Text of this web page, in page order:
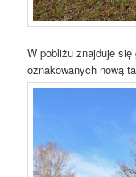
W pobliżu znajduje się
oznakowanych nową